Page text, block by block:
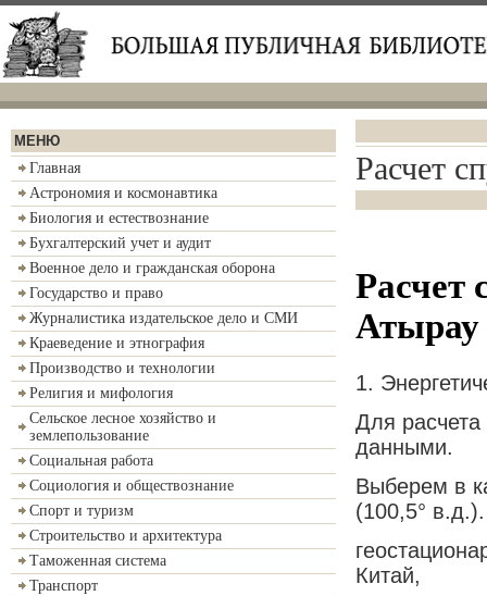
МЕНЮ
Главная
Астрономия и космонавтика
Биология и естествознание
Бухгалтерский учет и аудит
Военное дело и гражданская оборона
Государство и право
Журналистика издательское дело и СМИ
Краеведение и этнография
Производство и технологии
Религия и мифология
Сельское лесное хозяйство и
землепользование
Социальная работа
Социология и обществознание
Спорт и туризм
Строительство и архитектура
Таможенная система
Транспорт
Расчет
Расчет
Атырау
1.
Для
данными.
Выберем в
(100,5°
Китай,